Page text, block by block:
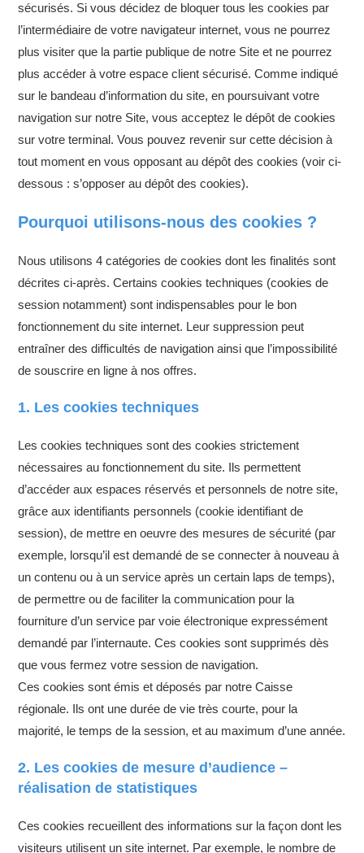
sécurisés. Si vous décidez de bloquer tous les cookies par
l’intermédiaire de votre navigateur internet, vous ne pourrez
plus visiter que la partie publique de notre Site et ne pourrez
plus accéder à votre espace client sécurisé. Comme indiqué
sur le bandeau d’information du site, en poursuivant votre
navigation sur notre Site, vous acceptez le dépôt de cookies
sur votre terminal. Vous pouvez revenir sur cette décision à
tout moment en vous opposant au dépôt des cookies (voir ci-
dessous : s’opposer au dépôt des cookies).
Pourquoi utilisons-nous des cookies ?
Nous utilisons 4 catégories de cookies dont les finalités sont
décrites ci-après. Certains cookies techniques (cookies de
session notamment) sont indispensables pour le bon
fonctionnement du site internet. Leur suppression peut
entraîner des difficultés de navigation ainsi que l’impossibilité
de souscrire en ligne à nos offres.
1. Les cookies techniques
Les cookies techniques sont des cookies strictement
nécessaires au fonctionnement du site. Ils permettent
d’accéder aux espaces réservés et personnels de notre site,
grâce aux identifiants personnels (cookie identifiant de
session), de mettre en oeuvre des mesures de sécurité (par
exemple, lorsqu’il est demandé de se connecter à nouveau à
un contenu ou à un service après un certain laps de temps),
de permettre ou de faciliter la communication pour la
fourniture d’un service par voie électronique expressément
demandé par l’internaute. Ces cookies sont supprimés dès
que vous fermez votre session de navigation.
Ces cookies sont émis et déposés par notre Caisse
régionale. Ils ont une durée de vie très courte, pour la
majorité, le temps de la session, et au maximum d’une année.
2. Les cookies de mesure d’audience –
réalisation de statistiques
Ces cookies recueillent des informations sur la façon dont les
visiteurs utilisent un site internet. Par exemple, le nombre de